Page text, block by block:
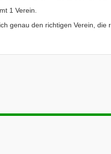
1 Verein.
genau den richtigen Verein,